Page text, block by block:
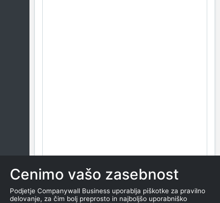
Cenimo vašo zasebnost
Podjetje Companywall Business uporablja piškotke za pravilno
delovanje, za čim bolj preprosto in najboljšo uporabniško